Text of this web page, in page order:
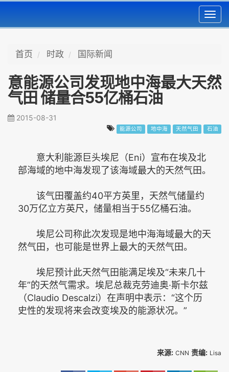
首页 时政 国际新闻
意能源公司发现地中海最大天然
气田 储量合55亿桶石油
2015-08-31
能源公司 地中海 天然气田 石油
意大利能源巨头埃尼（Eni）宣布在埃及北
部海域的地中海发现了该海域最大的天然气田。
该气田覆盖约40平方英里，天然气储量约
30万亿立方英尺，储量相当于55亿桶石油。
埃尼公司称此次发现是地中海海域最大的天
然气田，也可能是世界上最大的天然气田。
埃尼预计此天然气田能满足埃及“未来几十
年”的天然气需求。埃尼总裁克劳迪奥·斯卡尔兹
（Claudio Descalzi）在声明中表示：“这个历
史性的发现将来会改变埃及的能源状况。”
来源: CNN 责编: Lisa